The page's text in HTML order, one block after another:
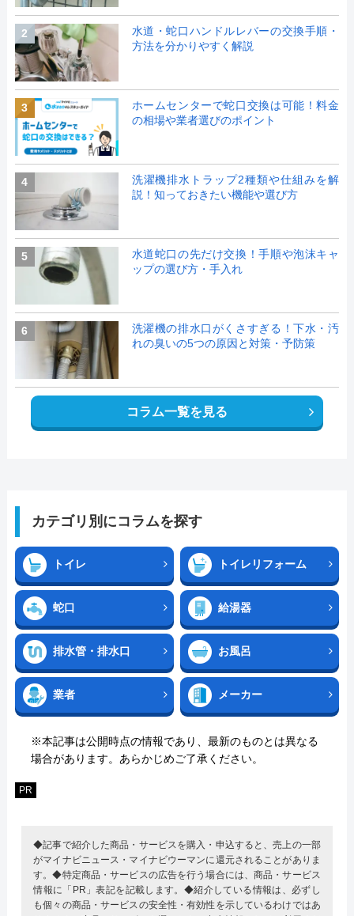
2
水道・蛇口ハンドルレバーの交換手順・
方法を分かりやすく解説
3
ホームセンターで蛇口交換は可能！料金
の相場や業者選びのポイント
4
洗濯機排水トラップ2種類や仕組みを解
説！知っておきたい機能や選び方
5
水道蛇口の先だけ交換！手順や泡沫キャ
ップの選び方・手入れ
6
洗濯機の排水口がくさすぎる！下水・汚
れの臭いの5つの原因と対策・予防策
コラム一覧を見る
カテゴリ別にコラムを探す
トイレ トイレリフォーム
蛇口 給湯器
排水管・排水口 お風呂
業者 メーカー
※本記事は公開時点の情報であり、最新のものとは異なる
場合があります。あらかじめご了承ください。
PR
◆記事で紹介した商品・サービスを購入・申込すると、売上の一部
がマイナビニュース・マイナビウーマンに還元されることがありま
す。◆特定商品・サービスの広告を行う場合には、商品・サービス
情報に「PR」表記を記載します。◆紹介している情報は、必ずし
も個々の商品・サービスの安全性・有効性を示しているわけではあ